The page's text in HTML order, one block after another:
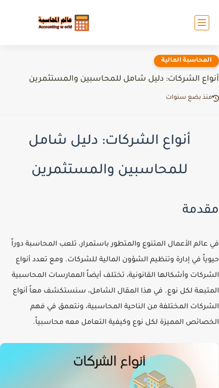
المحاسبة المالية
أنواع الشركات: دليل شامل للمحاسبين والمستثمرين
منذ بضع سنوات
أنواع الشركات: دليل شامل
للمحاسبين والمستثمرين
مقدمة
في عالم الأعمال المتنوع والمتطور باستمرار، تلعب المحاسبة دوراً
حيوياً في إدارة وتنظيم الشؤون المالية للشركات. ومع تعدد أنواع
الشركات وأشكالها القانونية، تختلف أيضاً الممارسات المحاسبية
المتبعة لكل نوع. في هذا المقال الشامل، سنستكشف معاً أنواع
الشركات المختلفة من الناحية المحاسبية، ونتعمق في فهم
الخصائص المميزة لكل نوع وكيفية التعامل معه محاسبياً.